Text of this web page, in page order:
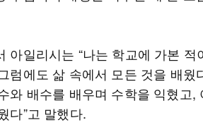
아일리시는 “나는 학교에 가본 적
럼에도 삶 속에서 모든 것을 배웠
와 배수를 배우며 수학을 익혔고,
다”고 말했다.